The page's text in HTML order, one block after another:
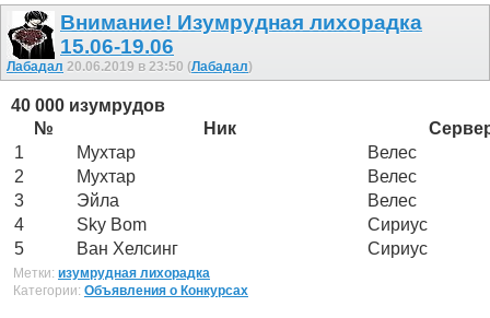
Внимание! Изумрудная лихорадка
15.06-19.06
Лабадал 20.06.2019 в 23:50 (Лабадал)
40 000 изумрудов
№
Ник
1
Мухтар
Велес
2
Мухтар
Велес
3
Эйла
Велес
4
Sky Bom
Сириус
5
Ван Хелсинг Сириус
Метки: изумрудная лихорадка
Категории: Объявления о Конкурсах